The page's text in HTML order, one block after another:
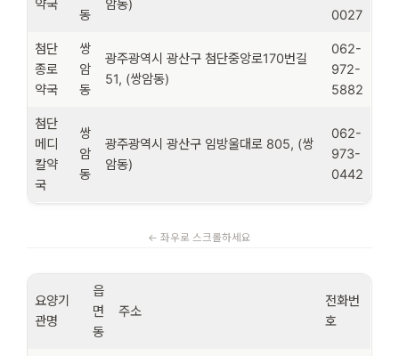
약국
동
암동)
0027
첨단
종로
약국
쌍
암
동
광주광역시 광산구 첨단중앙로170번길
51, (쌍암동)
062-
972-
5882
첨단
메디
칼약
국
쌍
암
동
광주광역시 광산구 임방울대로 805, (쌍
암동)
062-
973-
0442
요양기
관명
읍
면
동
주소
전화번
호